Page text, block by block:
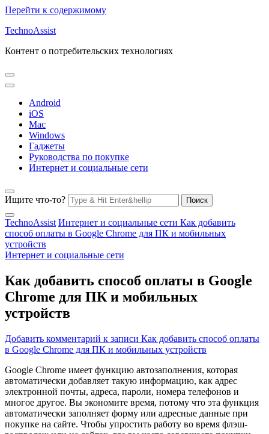
Перейти к содержимому
TechnoAssist
Контент о потребительских технологиях
Android
iOS
Mac
Windows
Гаджеты
Руководства по покупке
Интернет и социальные сети
Ищите что-то?
TechnoAssist Интернет и социальные сети Как добавить
способ оплаты в Google Chrome для ПК и мобильных
устройств
Интернет и социальные сети
Как добавить способ оплаты в Google
Chrome для ПК и мобильных
устройств
Добавить комментарий к записи Как добавить способ оплаты
в Google Chrome для ПК и мобильных устройств
Google Chrome имеет функцию автозаполнения, которая
автоматически добавляет такую ​​информацию, как адрес
электронной почты, адреса, пароли, номера телефонов и
многое другое. Вы экономите время, потому что эта функция
автоматически заполняет форму или адресные данные при
покупке на сайте. Чтобы упростить работу во время флэш-